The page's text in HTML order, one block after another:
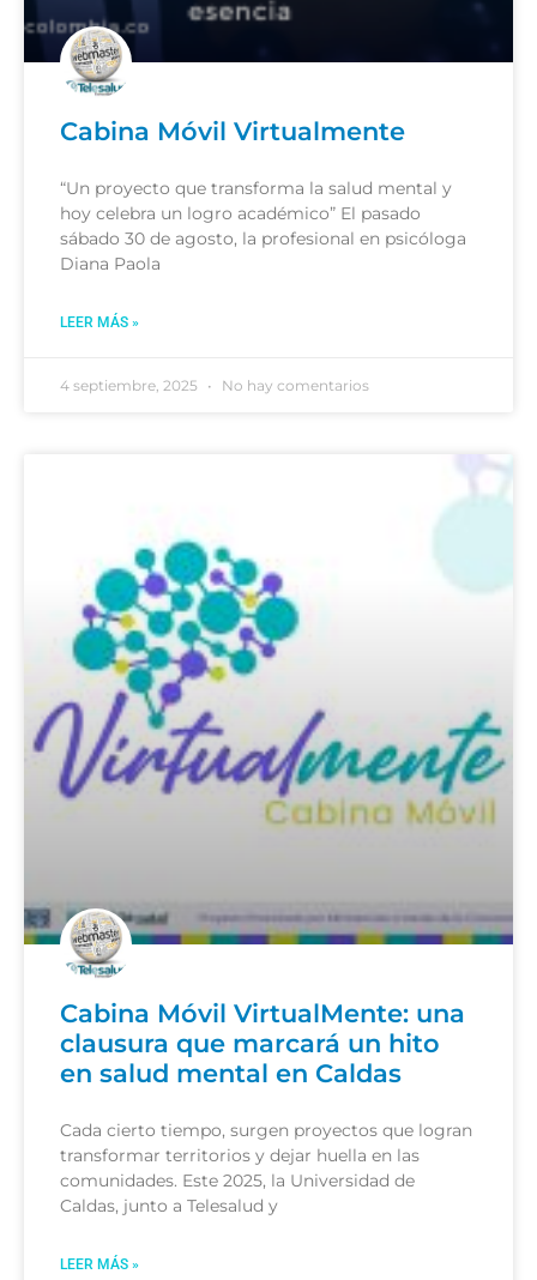
Cabina Móvil Virtualmente
“Un proyecto que transforma la salud mental y
hoy celebra un logro académico” El pasado
sábado 30 de agosto, la profesional en psicóloga
Diana Paola
LEER MÁS »
4 septiembre, 2025 No hay comentarios
Cabina Móvil VirtualMente: una
clausura que marcará un hito
en salud mental en Caldas
Cada cierto tiempo, surgen proyectos que logran
transformar territorios y dejar huella en las
comunidades. Este 2025, la Universidad de
Caldas, junto a Telesalud y
LEER MÁS »